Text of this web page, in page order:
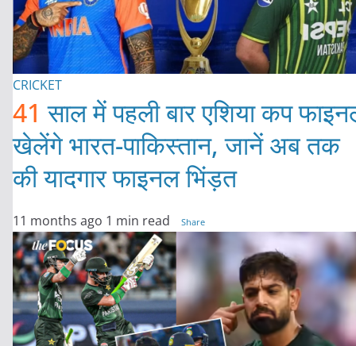
CRICKET
41 साल में पहली बार एशिया कप
खेलेंगे भारत-पाकिस्तान, जानें अब तक
की यादगार फाइनल भिंड़त
11 months ago 1 min read Share